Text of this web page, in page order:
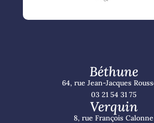
Béthune
64, rue Jean-Jacques
03 21 54 31 75
Verquin
8, rue François Calonne